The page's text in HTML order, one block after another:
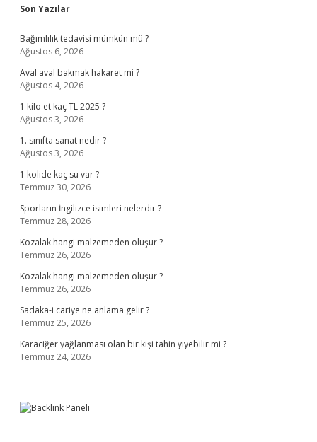
Sidebar
Son Yazılar
Bağımlılık tedavisi mümkün mü ?
Ağustos 6, 2026
Aval aval bakmak hakaret mi ?
Ağustos 4, 2026
1 kilo et kaç TL 2025 ?
Ağustos 3, 2026
1. sınıfta sanat nedir ?
Ağustos 3, 2026
1 kolide kaç su var ?
Temmuz 30, 2026
Sporların İngilizce isimleri nelerdir ?
Temmuz 28, 2026
Kozalak hangi malzemeden oluşur ?
Temmuz 26, 2026
Kozalak hangi malzemeden oluşur ?
Temmuz 26, 2026
Sadaka-i cariye ne anlama gelir ?
Temmuz 25, 2026
Karaciğer yağlanması olan bir kişi tahin yiyebilir mi ?
Temmuz 24, 2026